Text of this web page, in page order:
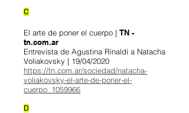
C
El arte de poner el cuerpo | TN -
tn.com.ar
Entrevista de Agustina Rinaldi a Natacha
Voliakovsky | 19/04/2020
https://tn.com.ar/sociedad/natacha-
voliakovsky-el-arte-de-poner-el-
cuerpo_1059966
D